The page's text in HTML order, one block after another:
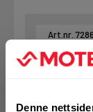
Denne
Art.nr.